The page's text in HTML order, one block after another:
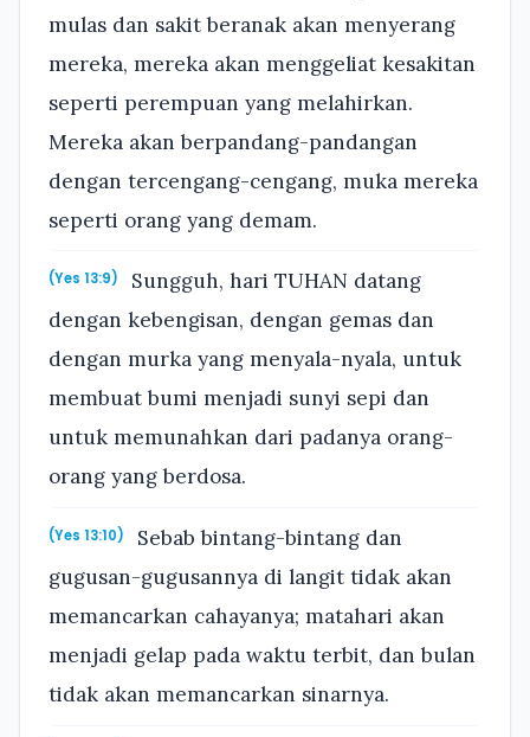
mulas dan sakit beranak akan menyerang
mereka, mereka akan menggeliat kesakitan
seperti perempuan yang melahirkan.
Mereka akan berpandang-pandangan
dengan tercengang-cengang, muka mereka
seperti orang yang demam.
(Yes 13:9)
Sungguh, hari TUHAN datang
dengan kebengisan, dengan gemas dan
dengan murka yang menyala-nyala, untuk
membuat bumi menjadi sunyi sepi dan
untuk memunahkan dari padanya orang-
orang yang berdosa.
(Yes 13:10)
Sebab bintang-bintang dan
gugusan-gugusannya di langit tidak akan
memancarkan cahayanya; matahari akan
menjadi gelap pada waktu terbit, dan bulan
tidak akan memancarkan sinarnya.